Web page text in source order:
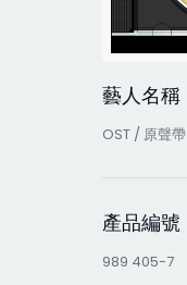
藝人名稱
OST / 原聲帶
產品編號
989 405-7